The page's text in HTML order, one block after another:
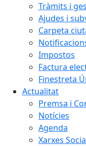
Tràmits i
Ajudes i
Carpeta
Impostos
Factura
Finestreta
Actualitat
Premsa i
Notícies
Agenda
Xarxes